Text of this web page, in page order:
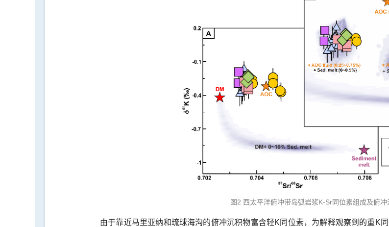
图2 西太平洋俯冲带岛弧岩浆K-Sr同位素组成及俯冲
由于靠近马里亚纳和琉球海沟的俯冲沉积物富含轻K同位素，为解释观察到的重K